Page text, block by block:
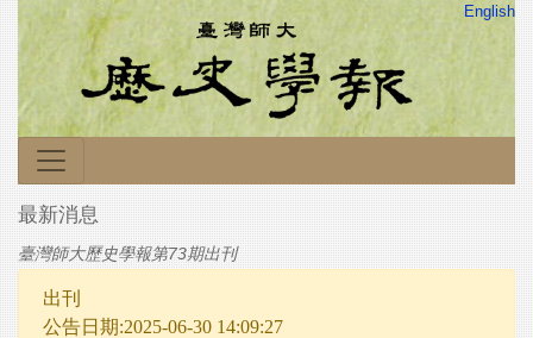
English
最新消息
臺灣師大歷史學報第73期出刊
出刊
公告日期:2025-06-30 14:09:27